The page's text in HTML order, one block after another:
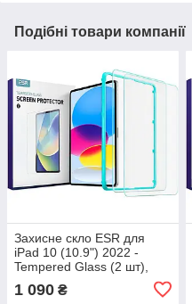
Подібні товари компанії
Захисне скло ESR для
iPad 10 (10.9") 2022 -
Tempered Glass (2 шт),
1 090 ₴